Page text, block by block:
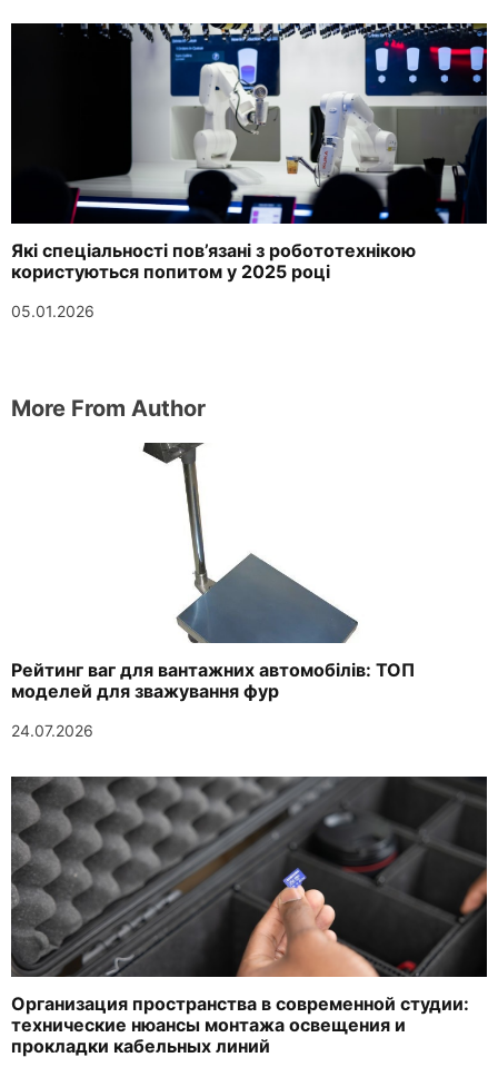
Які спеціальності пов’язані з робототехнікою
користуються попитом у 2025 році
05.01.2026
More From Author
Рейтинг ваг для вантажних автомобілів: ТОП
моделей для зважування фур
24.07.2026
Организация пространства в современной студии:
технические нюансы монтажа освещения и
прокладки кабельных линий